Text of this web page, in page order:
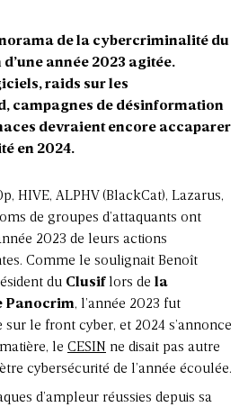
de la cybercriminalité du
année 2023 agitée.
raids sur les
campagnes de désinformation
devraient encore accaparer
en 2024.
HIVE, ALPHV (BlackCat), Lazarus,
de groupes d’attaquants ont
2023 de leurs actions
Comme le soulignait Benoît
du Clusif lors dela
Panocrim, l’année 2023 fut
le front cyber, et 2024 s’annonce
le CESIN ne disait pas autre
cybersécurité de l’année écoulée.
d’ampleur réussies depuis sa